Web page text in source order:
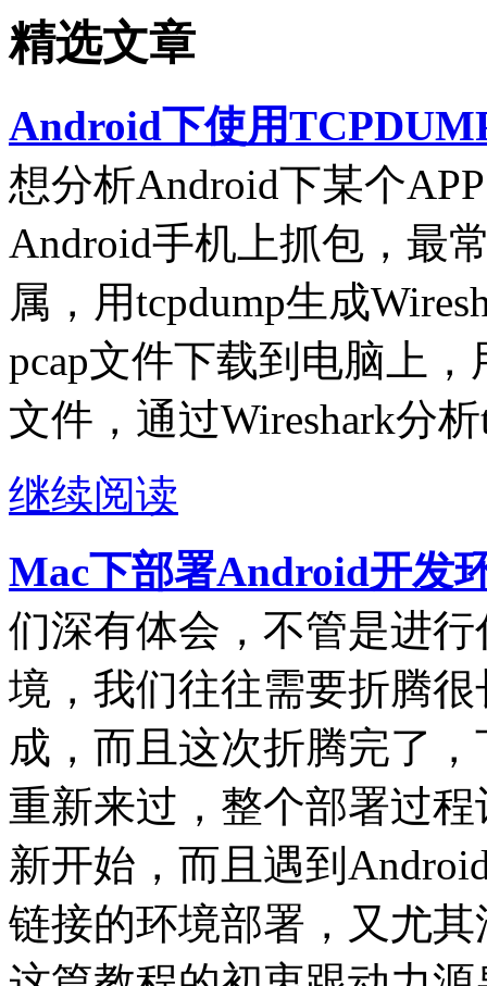
精选文章
Android下使用
想分析Android下某个
Android手机上抓包，最
属，用tcpdump生成
pcap文件下载到电脑上，
文件，通过Wireshark分
继续阅读
Mac下部署Android开发
们深有体会，不管是进
境，我们往往需要折腾
成，而且这次折腾完了
重新来过，整个部署过
新开始，而且遇到
链接的环境部署，又尤